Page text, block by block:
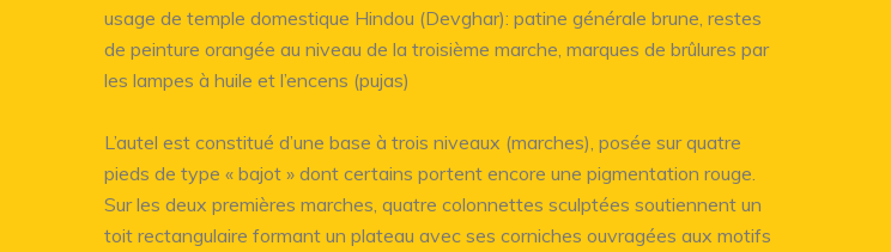
usage de temple domestique Hindou (Devghar): patine générale brune, restes
de peinture orangée au niveau de la troisième marche, marques de brûlures par
les lampes à huile et l’encens (pujas)
L’autel est constitué d’une base à trois niveaux (marches), posée sur quatre
pieds de type « bajot » dont certains portent encore une pigmentation rouge.
Sur les deux premières marches, quatre colonnettes sculptées soutiennent un
toit rectangulaire formant un plateau avec ses corniches ouvragées aux motifs